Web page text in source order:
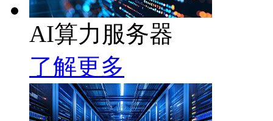
AI算力服务器
了解更多